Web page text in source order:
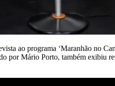
ao programa ‘Maranhão no
Mário Porto, também exibiu